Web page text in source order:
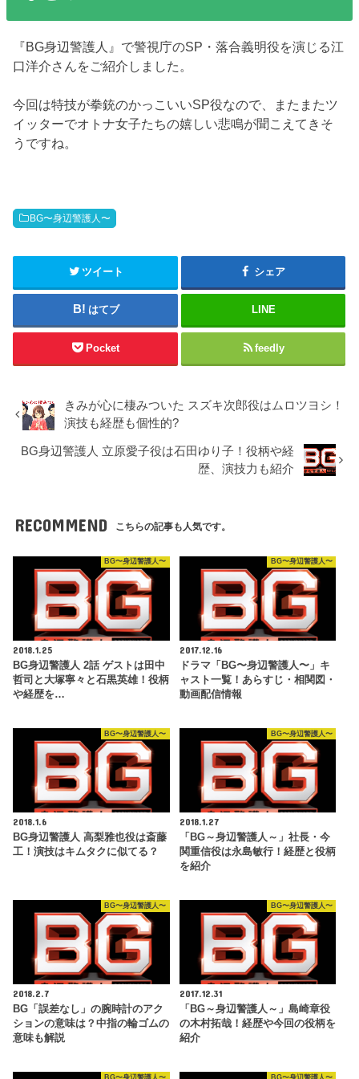
『BG身辺警護人』で警視庁のSP・落合義明役を演じる江
口洋介さんをご紹介しました。
今回は特技が拳銃のかっこいいSP役なので、またまたツ
イッターでオトナ女子たちの嬉しい悲鳴が聞こえてきそ
うですね。
BG〜身辺警護人〜
ツイート シェア
はてブ LINE
Pocket feedly
きみが心に棲みついた スズキ次郎役はムロツヨシ！
演技も経歴も個性的?
BG身辺警護人 立原愛子役は石田ゆり子！役柄や経
歴、演技力も紹介
RECOMMEND こちらの記事も人気です。
BG〜身辺警護人〜
2018.1.25
BG身辺警護人 2話 ゲストは田中
哲司と大塚寧々と石黒英雄！役柄
や経歴を…
BG〜身辺警護人〜
2017.12.16
ドラマ「BG〜身辺警護人〜」キ
ャスト一覧！あらすじ・相関図・
動画配信情報
BG〜身辺警護人〜
2018.1.6
BG身辺警護人 高梨雅也役は斎藤
工！演技はキムタクに似てる？
BG〜身辺警護人〜
2018.1.27
「BG～身辺警護人～」社長・今
関重信役は永島敏行！経歴と役柄
を紹介
BG〜身辺警護人〜
2018.2.7
BG「誤差なし」の腕時計のアク
ションの意味は？中指の輪ゴムの
意味も解説
BG〜身辺警護人〜
2017.12.31
「BG～身辺警護人～」島崎章役
の木村拓哉！経歴や今回の役柄を
紹介
BG〜身辺警護人〜 BG〜身辺警護人〜